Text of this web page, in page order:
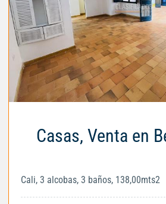
Casas, Venta en
Cali, 3 alcobas, 3 baños, 138,00mts2